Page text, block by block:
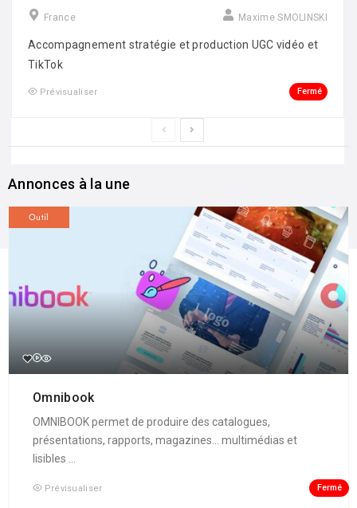
France Maxime SMOLINSKI
Accompagnement stratégie et production UGC vidéo et
TikTok
Prévisualiser Fermé
Annonces à la une
Outil
Omnibook
OMNIBOOK permet de produire des catalogues,
présentations, rapports, magazines... multimédias et
lisibles ...
Prévisualiser Fermé